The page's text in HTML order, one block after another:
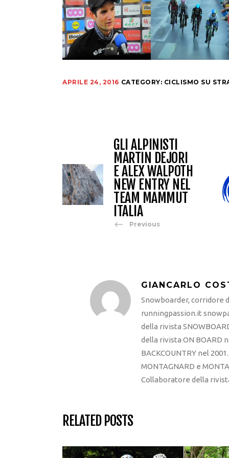
APRILE 24, 2016 CATEGORY: CICLISMO SU
GLI ALPINISTI
MARTIN DEJORI
E ALEX WALPOTH
NEW ENTRY NEL
TEAM MAMMUT
ITALIA
Previous
GIANCARLO
Snowboarder, corridore
runningpassion.it
della rivista
della rivista ON BOARD
BACKCOUNTRY nel
MONTAGNARD e
Collaboratore della
RELATED POSTS